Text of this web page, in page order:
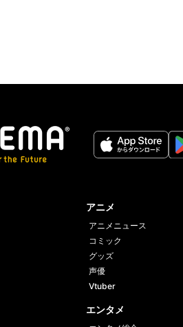
アニメ
アニメニュース
コミック
グッズ
声優
Vtuber
エンタメ